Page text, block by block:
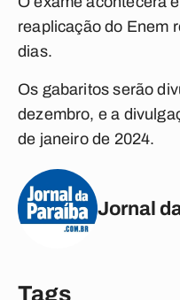
reaplicação do Enem
dias.
Os gabaritos serão
dezembro, e a
de janeiro de 2024.
Jornal
Tags